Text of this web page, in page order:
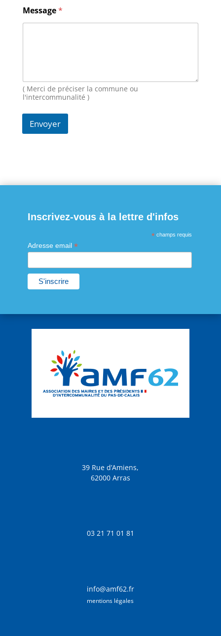
M
e
s
o
m
Message*
( Merci de préciser la commune ou
l'intercommunalité )
Envoyer
Inscrivez-vous à la lettre d'infos
* champs requis
Adresse email *
39 Rue d’Amiens,
62000 Arras
03 21 71 01 81
info@amf62.fr
mentions légales